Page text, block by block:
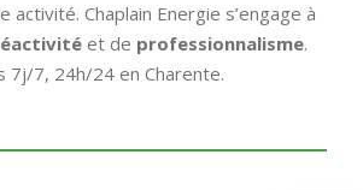
activité. Chaplain Energie s’engage à
et de professionnalisme.
7j/7, 24h/24 en Charente.